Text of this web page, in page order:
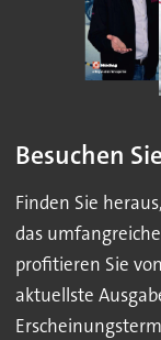
Besuchen
Finden Sie
das
profitieren Sie
aktuellste